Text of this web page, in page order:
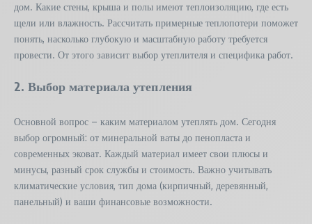
дом. Какие стены, крыша и полы имеют теплоизоляцию, где есть
щели или влажность. Рассчитать примерные теплопотери поможет
понять, насколько глубокую и масштабную работу требуется
провести. От этого зависит выбор утеплителя и специфика работ.
2. Выбор материала утепления
Основной вопрос – каким материалом утеплять дом. Сегодня
выбор огромный: от минеральной ваты до пенопласта и
современных эковат. Каждый материал имеет свои плюсы и
минусы, разный срок службы и стоимость. Важно учитывать
климатические условия, тип дома (кирпичный, деревянный,
панельный) и ваши финансовые возможности.